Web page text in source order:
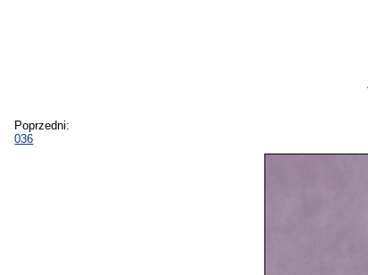
Poprzedni:
036